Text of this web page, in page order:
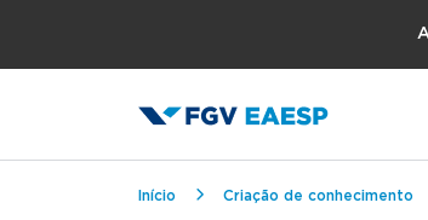
Trilha de
Início Criação de conhecimento